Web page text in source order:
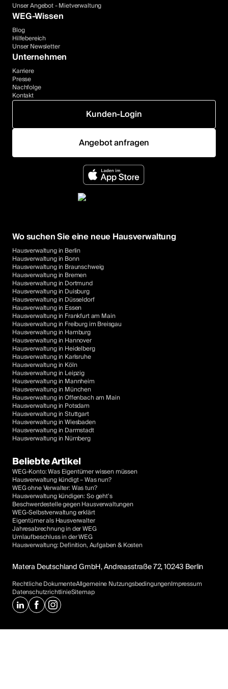
Unser Angebot - Mietverwaltung
WEG-Wissen
Blog
Hilfebereich
Unser Newsletter
Unternehmen
Karriere
Presse
Nachfolge
Kontakt
Kunden-Login
Angebot anfragen
Wo suchen Sie eine neue Hausverwaltung
Hausverwaltung in Berlin
Hausverwaltung in Bonn
Hausverwaltung in Braunschweig
Hausverwaltung in Bremen
Hausverwaltung in Dortmund
Hausverwaltung in Duisburg
Hausverwaltung in Düsseldorf
Hausverwaltung in Essen
Hausverwaltung in Frankfurt am Main
Hausverwaltung in Freiburg im Breisgau
Hausverwaltung in Hamburg
Hausverwaltung in Hannover
Hausverwaltung in Heidelberg
Hausverwaltung in Karlsruhe
Hausverwaltung in Köln
Hausverwaltung in Leipzig
Hausverwaltung in Mannheim
Hausverwaltung in München
Hausverwaltung in Offenbach am Main
Hausverwaltung in Potsdam
Hausverwaltung in Stuttgart
Hausverwaltung in Wiesbaden
Hausverwaltung in Darmstadt
Hausverwaltung in Nürnberg
Beliebte Artikel
WEG-Konto: Was Eigentümer wissen müssen
Hausverwaltung kündigt – Was nun?
WEG ohne Verwalter: Was tun?
Hausverwaltung kündigen: So geht's
Beschwerdestelle gegen Hausverwaltungen
WEG-Selbstverwaltung erklärt
Eigentümer als Hausverwalter
Jahresabrechnung in der WEG
Umlaufbeschluss in der WEG
Hausverwaltung: Definition, Aufgaben & Kosten
Matera Deutschland GmbH, Andreasstraße 72, 10243 Berlin
Rechtliche DokumenteAllgemeine NutzungsbedingungenImpressum
DatenschutzrichtlinieSitemap